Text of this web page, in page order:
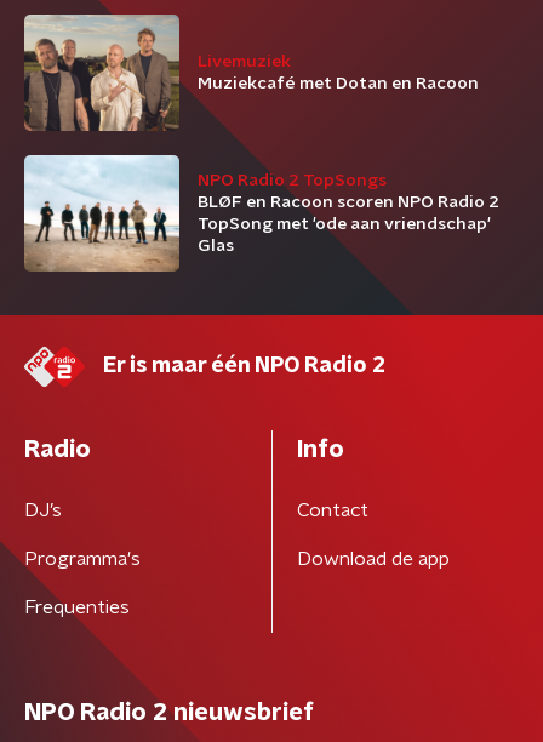
Livemuziek
Muziekcafé met Dotan en Racoon
NPO Radio 2 TopSongs
BLØF en Racoon scoren NPO Radio 2
TopSong met 'ode aan vriendschap'
Glas
Er is maar één NPO Radio 2
Radio
DJ’s
Programma's
Frequenties
Info
Contact
Download de app
NPO Radio 2 nieuwsbrief